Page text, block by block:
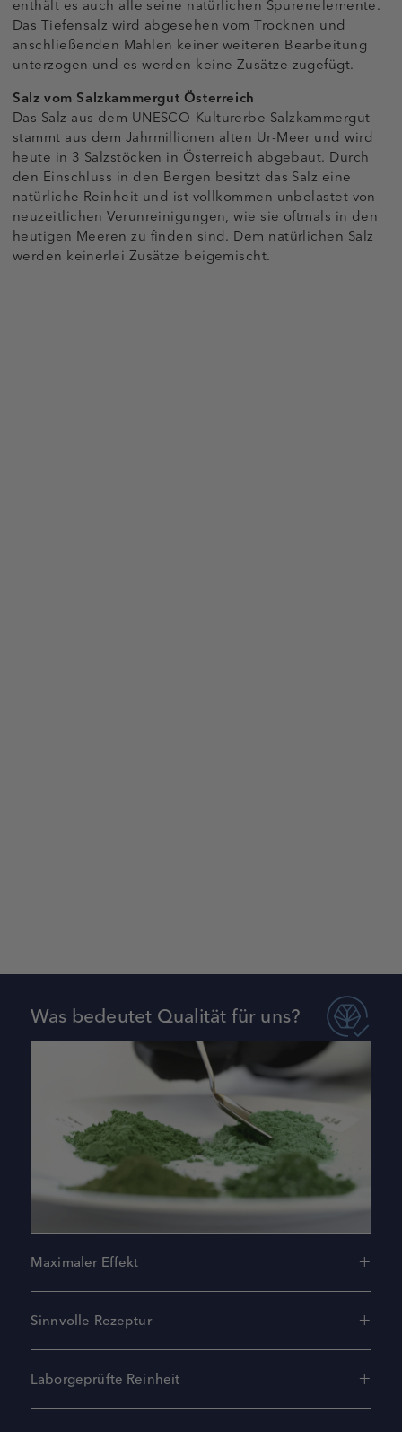
enthält es auch alle seine natürlichen Spurenelemente.
Das Tiefensalz wird abgesehen vom Trocknen und
anschließenden Mahlen keiner weiteren Bearbeitung
unterzogen und es werden keine Zusätze zugefügt.
Salz vom Salzkammergut Österreich
Das Salz aus dem UNESCO-Kulturerbe Salzkammergut
stammt aus dem Jahrmillionen alten Ur-Meer und wird
heute in 3 Salzstöcken in Österreich abgebaut. Durch
den Einschluss in den Bergen besitzt das Salz eine
natürliche Reinheit und ist vollkommen unbelastet von
neuzeitlichen Verunreinigungen, wie sie oftmals in den
heutigen Meeren zu finden sind. Dem natürlichen Salz
werden keinerlei Zusätze beigemischt.
Was bedeutet Qualität für uns?
Maximaler Effekt
Sinnvolle Rezeptur
Laborgeprüfte Reinheit